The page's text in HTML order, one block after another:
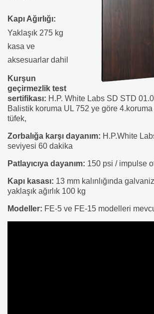
Kapı Ağırlığı:
Yaklaşık 275 kg
kasa ve
aksesuarlar dahil
Kurşun
geçirmezlik test
sertifikası: H.P. White Labs SD STD
Balistik koruma UL 752 ye göre
tüfek,
Zorbalığa karşı dayanım: H.P.White
seviyesi 60 dakika
Patlayıcıya dayanım: 150 psi / impulse
Kapı kasası: 13 mm kalınlığında
yaklaşık ağırlık 100 kg
Modeller: FE-5 ve FE-15 modelleri